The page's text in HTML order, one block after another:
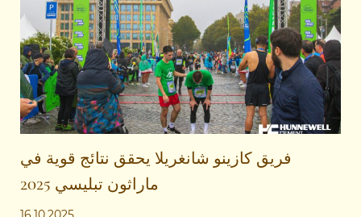
فريق كازينو شانغريلا يحقق نتائج قوية في
ماراثون تبليسي 2025